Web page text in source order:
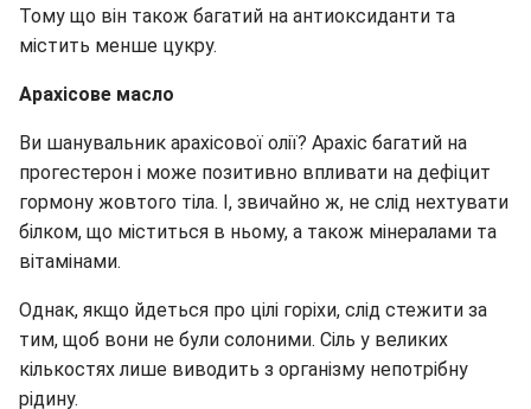
Тому що він також багатий на антиоксиданти та
містить менше цукру.
Арахісове масло
Ви шанувальник арахісової олії? Арахіс багатий на
прогестерон і може позитивно впливати на дефіцит
гормону жовтого тіла. І, звичайно ж, не слід нехтувати
білком, що міститься в ньому, а також мінералами та
вітамінами.
Однак, якщо йдеться про цілі горіхи, слід стежити за
тим, щоб вони не були солоними. Сіль у великих
кількостях лише виводить з організму непотрібну
рідину.